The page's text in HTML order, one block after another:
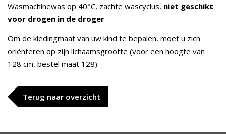
Wasmachinewas op 40°C, zachte wascyclus, niet geschikt
voor drogen in de droger
Om de kledingmaat van uw kind te bepalen, moet u zich
oriënteren op zijn lichaamsgrootte (voor een hoogte van
128 cm, bestel maat 128).
Terug naar overzicht